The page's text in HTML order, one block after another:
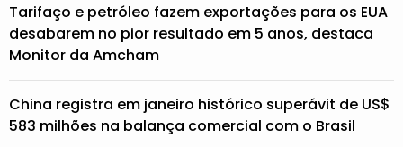
Tarifaço e petróleo fazem exportações para os EUA
desabarem no pior resultado em 5 anos, destaca
Monitor da Amcham
China registra em janeiro histórico superávit de US$
583 milhões na balança comercial com o Brasil